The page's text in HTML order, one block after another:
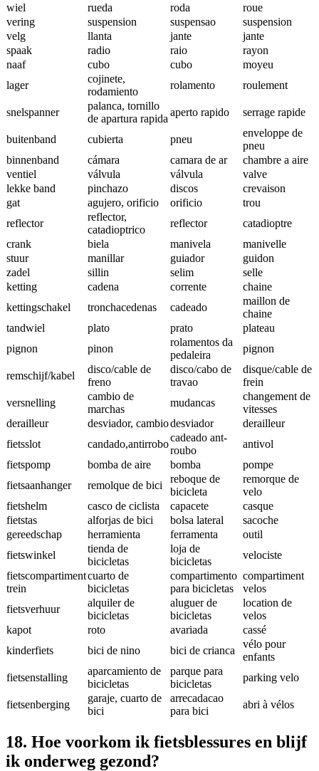
wiel
rueda roda
roue
vering
suspension suspensao
suspension
velg
llanta jante
jante
spaak
radio raio
rayon
naaf
cubo cubo
moyeu
lager
cojinete,
rodamiento
rolamento roulement
snelspanner
palanca, tornillo
de apartura rapida
aperto rapido serrage rapide
buitenband cubierta pneu
enveloppe de
pneu
binnenband
cámara camara de ar
chambre a aire
ventiel
válvula válvula
valve
lekke band
pinchazo discos
crevaison
gat
agujero, orificio orificio
trou
reflector
reflector,
catadioptrico
reflector
catadioptre
crank
biela manivela
manivelle
stuur
manillar guiador
guidon
zadel
sillin selim
selle
ketting
cadena corrente
chaine
kettingschakel
tronchacedenas cadeado
maillon de
chaine
tandwiel
plato prato
plateau
pignon
pinon
rolamentos da
pedaleira
pignon
remschijf/kabel
disco/cable de
freno
disco/cabo de
travao
disque/cable de
frein
versnelling
cambio de
marchas
mudancas
changement de
vitesses
derailleur
desviador, cambiodesviador
derailleur
fietsslot
candado,antirrobo
cadeado ant-
roubo
antivol
fietspomp
bomba de aire bomba
pompe
fietsaanhanger
remolque de bici
reboque de
bicicleta
remorque de
velo
fietshelm
casco de ciclista capacete
casque
fietstas
alforjas de bici bolsa lateral
sacoche
gereedschap
herramienta ferramenta
outil
fietswinkel
tienda de
bicicletas
loja de
bicicletas
velociste
fietscompartiment
trein
cuarto de
bicicletas
compartimento
para bicicletas
compartiment
velos
fietsverhuur
alquiler de
bicicletas
aluguer de
bicicletas
location de
velos
kapot
roto avariada
cassé
kinderfiets
bici de nino bici de crianca
vélo pour
enfants
fietsenstalling
aparcamiento de
bicicletas
parque para
bicicletas
parking velo
fietsenberging
garaje, cuarto de
bici
arrecadacao
para bici
abri à vélos
18. Hoe voorkom ik fietsblessures en blijf
ik onderweg gezond?